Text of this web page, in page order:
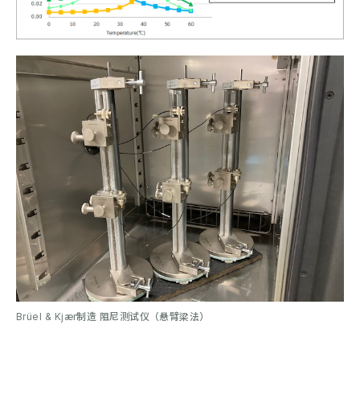
Brüel & Kjær制造 阻尼测试仪（悬臂梁法）